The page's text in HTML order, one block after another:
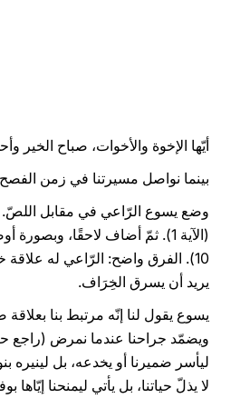
أيّها الإخوة والأخوات، صباح الخير
بينما نواصل مسيرتنا في زمن الفصح،
وضع يسوع الرّاعي في مقابل اللصّ.
(الآية 1). ثمّ أضاف لاحقًا،
10). الفرق واضح: الرّاعي له
يريد أن يسرق الخِرَاف.
يسوع يقول لنا إنّه مرتبط بنا بعلاقة
ليأسر ضميرنا أو يخدعه، بل لينيره
لا يذلّ حياتنا، بل يأتي ليمنحنا إيّاها